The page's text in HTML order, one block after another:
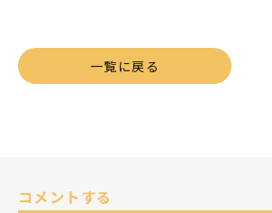
一覧に戻る
コメントする